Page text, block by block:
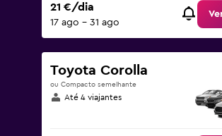
21 €/dia
17 ago – 31 ago
Toyota Corolla
ou Compacto semelhante
Até 4 viajantes